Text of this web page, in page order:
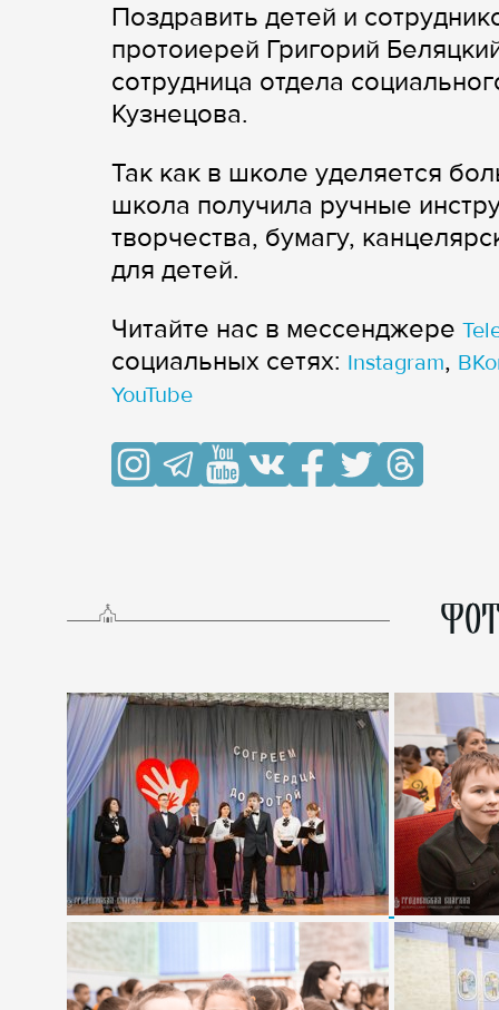
Поздравить детей и
протоиерей Григорий
сотрудница отдела
Кузнецова.
Так как в школе уделяется
школа получила ручные
творчества, бумагу,
для детей.
Читайте нас в мессенджере
cоциальных сетях: Instagram,
YouTube